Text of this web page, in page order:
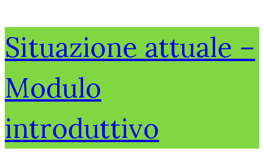
Situazione attuale –
Modulo
introduttivo